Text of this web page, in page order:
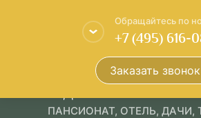
Обращайтесь по
+7 (495) 616-
Заказать звонок
ОЗДОРОВИТЕЛЬНЫЙ
ПАНСИОНАТ, ОТЕЛЬ, ДАЧИ,